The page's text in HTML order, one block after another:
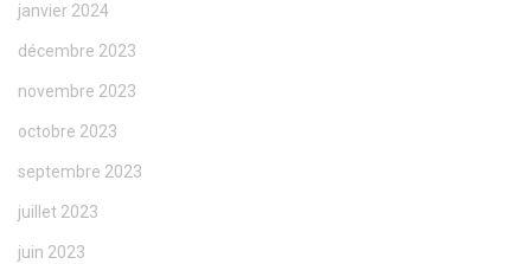
janvier 2024
décembre 2023
novembre 2023
octobre 2023
septembre 2023
juillet 2023
juin 2023